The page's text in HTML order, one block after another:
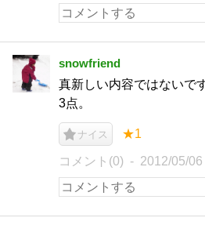
snowfriend
真新しい内容ではないで
3点。
ナイス ★1
コメント(0) 2012/05/06